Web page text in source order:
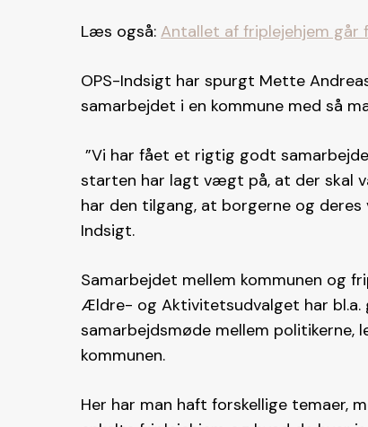
Læs også: Antallet af friplejehjem går
OPS-Indsigt har spurgt Mette
samarbejdet i en kommune med så
”Vi har fået et rigtig godt
starten har lagt vægt på, at der skal
har den tilgang, at borgerne og
Indsigt.
Samarbejdet mellem kommunen og
Ældre- og Aktivitetsudvalget har
samarbejdsmøde mellem politikerne,
kommunen.
Her har man haft forskellige temaer,